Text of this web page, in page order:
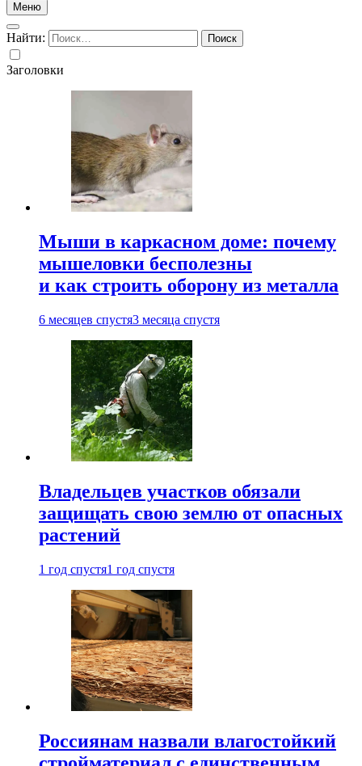
Меню
Найти:
Заголовки
Мыши в каркасном доме: почему
мышеловки бесполезны
и как строить оборону из металла
6 месяцев спустя3 месяца спустя
Владельцев участков обязали
защищать свою землю от опасных
растений
1 год спустя1 год спустя
Россиянам назвали влагостойкий